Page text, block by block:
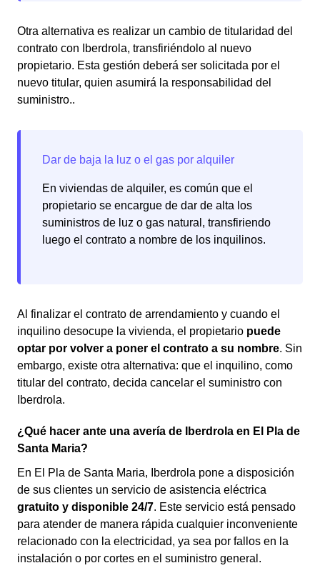
Otra alternativa es realizar un cambio de titularidad del
contrato con Iberdrola, transfiriéndolo al nuevo
propietario. Esta gestión deberá ser solicitada por el
nuevo titular, quien asumirá la responsabilidad del
suministro..
En viviendas de alquiler, es común que el
propietario se encargue de dar de alta los
suministros de luz o gas natural, transfiriendo
luego el contrato a nombre de los inquilinos.
Al finalizar el contrato de arrendamiento y cuando el
inquilino desocupe la vivienda, el propietario puede
optar por volver a poner el contrato a su nombre. Sin
embargo, existe otra alternativa: que el inquilino, como
titular del contrato, decida cancelar el suministro con
Iberdrola.
¿Qué hacer ante una avería de Iberdrola en El Pla de
Santa Maria?
En El Pla de Santa Maria, Iberdrola pone a disposición
de sus clientes un servicio de asistencia eléctrica
gratuito y disponible 24/7. Este servicio está pensado
para atender de manera rápida cualquier inconveniente
relacionado con la electricidad, ya sea por fallos en la
instalación o por cortes en el suministro general.